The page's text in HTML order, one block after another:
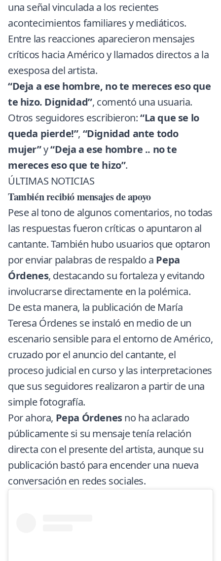
una señal vinculada a los recientes
acontecimientos familiares y mediáticos.
Entre las reacciones aparecieron mensajes
críticos hacia Américo y llamados directos a la
exesposa del artista.
“Deja a ese hombre, no te mereces eso que
te hizo. Dignidad”, comentó una usuaria.
Otros seguidores escribieron:“La que se lo
queda pierde!”, “Dignidad ante todo
mujer”y“Deja a ese hombre .. no te
mereces eso que te hizo”.
ÚLTIMAS NOTICIAS
También recibió mensajes de apoyo
Pese al tono de algunos comentarios, no todas
las respuestas fueron críticas o apuntaron al
cantante. También hubo usuarios que optaron
por enviar palabras de respaldo a Pepa
Órdenes, destacando su fortaleza y evitando
involucrarse directamente en la polémica.
De esta manera, la publicación de María
Teresa Órdenes se instaló en medio de un
escenario sensible para el entorno de Américo,
cruzado por el anuncio del cantante, el
proceso judicial en curso y las interpretaciones
que sus seguidores realizaron a partir de una
simple fotografía.
Por ahora, Pepa Órdenesno ha aclarado
públicamente si su mensaje tenía relación
directa con el presente del artista, aunque su
publicación bastó para encender una nueva
conversación en redes sociales.